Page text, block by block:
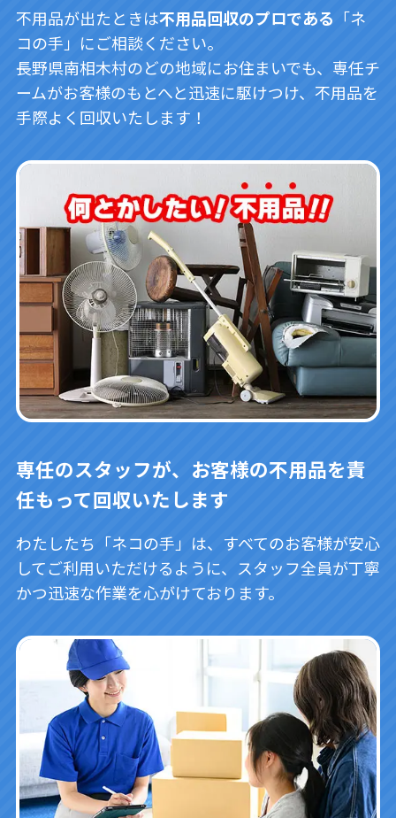
不用品が出たときは不用品回収のプロである 「ネ
コの手」にご相談ください。
長野県南相木村のどの地域にお住まいでも、専任チ
ームがお客様のもとへと迅速に駆けつけ、不用品を
手際よく回収いたします！
専任のスタッフが、お客様の不用品を責
任もって回収いたします
わたしたち「ネコの手」は、すべてのお客様が安心
してご利用いただけるように、スタッフ全員が丁寧
かつ迅速な作業を心がけております。